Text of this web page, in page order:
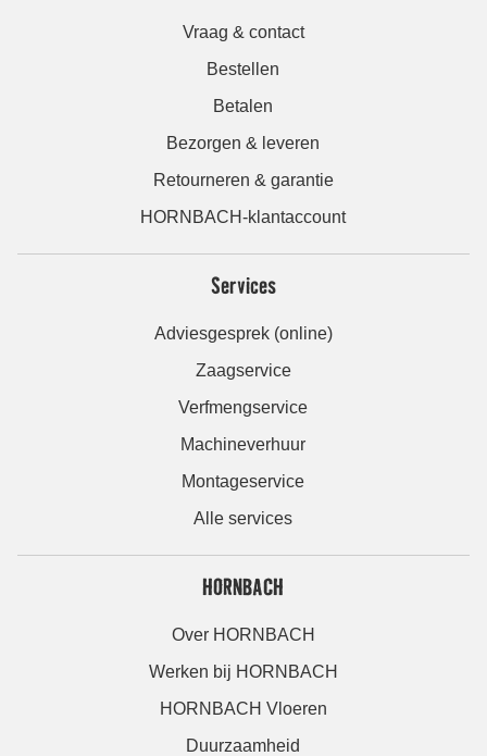
Vraag & contact
Bestellen
Betalen
Bezorgen & leveren
Retourneren & garantie
HORNBACH-klantaccount
Services
Adviesgesprek (online)
Zaagservice
Verfmengservice
Machineverhuur
Montageservice
Alle services
HORNBACH
Over HORNBACH
Werken bij HORNBACH
HORNBACH Vloeren
Duurzaamheid